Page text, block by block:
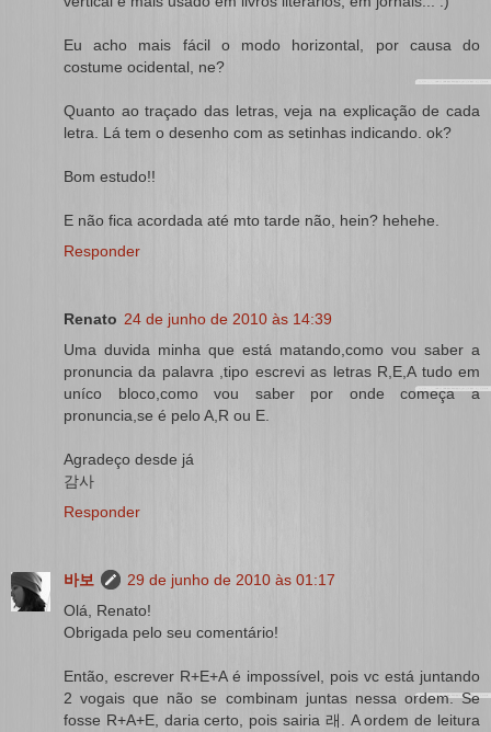
Eu acho mais fácil o modo horizontal, por causa do
costume ocidental, ne?
Quanto ao traçado das letras, veja na explicação de cada
letra. Lá tem o desenho com as setinhas indicando. ok?
Bom estudo!!
E não fica acordada até mto tarde não, hein? hehehe.
Responder
Renato 24 de junho de 2010 às 14:39
Uma duvida minha que está matando,como vou saber a
pronuncia da palavra ,tipo escrevi as letras R,E,A tudo em
uníco bloco,como vou saber por onde começa a
pronuncia,se é pelo A,R ou E.
Agradeço desde já
감사
Responder
바보
29 de junho de 2010 às 01:17
Olá, Renato!
Obrigada pelo seu comentário!
Então, escrever R+E+A é impossível, pois vc está juntando
2 vogais que não se combinam juntas nessa ordem. Se
fosse R+A+E, daria certo, pois sairia 래. A ordem de leitura